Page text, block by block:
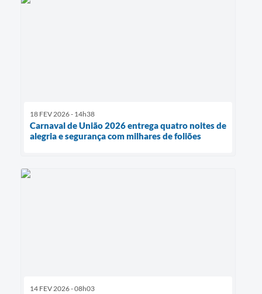
18 FEV 2026 - 14h38
Carnaval de União 2026 entrega quatro noites de
alegria e segurança com milhares de foliões
14 FEV 2026 - 08h03